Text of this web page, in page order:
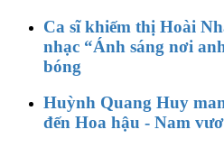
Ca sĩ khiếm thị Hoài
nhạc “Ánh sáng nơi
bóng
Huỳnh Quang Huy
đến Hoa hậu - Nam